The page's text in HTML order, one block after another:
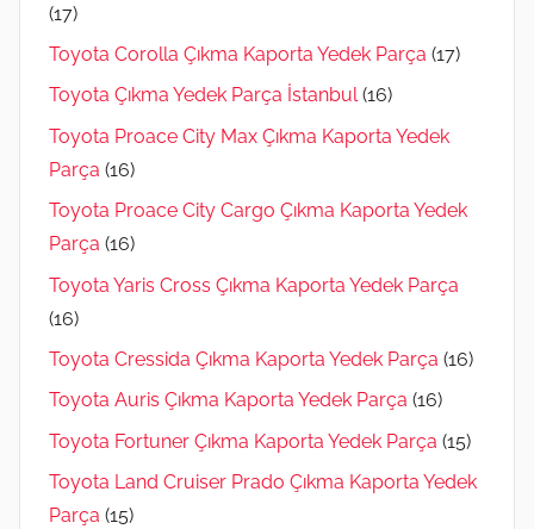
(17)
Toyota Corolla Çıkma Kaporta Yedek Parça (17)
Toyota Çıkma Yedek Parça İstanbul (16)
Toyota Proace City Max Çıkma Kaporta Yedek
Parça (16)
Toyota Proace City Cargo Çıkma Kaporta Yedek
Parça (16)
Toyota Yaris Cross Çıkma Kaporta Yedek Parça
(16)
Toyota Cressida Çıkma Kaporta Yedek Parça (16)
Toyota Auris Çıkma Kaporta Yedek Parça (16)
Toyota Fortuner Çıkma Kaporta Yedek Parça (15)
Toyota Land Cruiser Prado Çıkma Kaporta Yedek
Parça (15)